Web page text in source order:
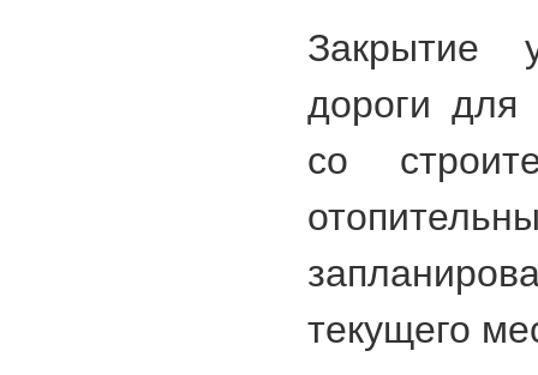
Закрытие
дороги для
со
текущего